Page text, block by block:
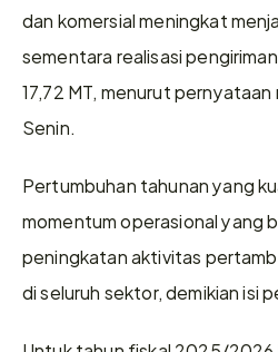
dan komersial meningkat
sementara realisasi
17,72 MT, menurut
Senin.
Pertumbuhan tahunan yang
momentum operasional yang
peningkatan aktivitas
di seluruh sektor, demikian isi